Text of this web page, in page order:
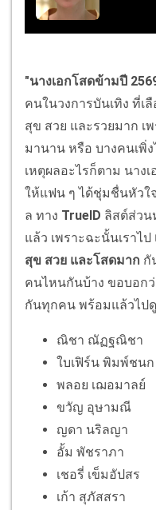
"นางเอกโสดข้ามปี
คนในวงการบันเทิง ที่เ
สุข สวย และรวยมาก
มานาน หรือ บางคนเพิ่
เหตุผลอะไรก็ตาม นาง
ให้แฟน ๆ ได้ชุ่มชื่นหัวใ
ล ทาง TrueID ลิสต์ส่วน
แล้ว เพราะฉะนั้นเราไป
สุข สวย และโสดมาก กั
คนไหนกันบ้าง ขอบอก
กันทุกคน พร้อมแล้วไป
ณิชา ณัฏฐณิชา
ใบเฟิร์น พิมพ์ชนก
พลอย เฌอมาลย์
ขวัญ อุษามณี
ญดา นริลญา
อั้ม พัชราภา
เชอรี่ เข็มอัปสร
เก้า สุภัสสรา